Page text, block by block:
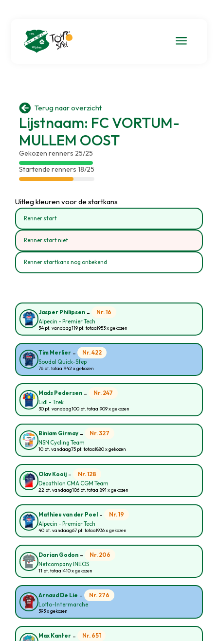
a
 Terug naar overzicht
Lijstnaam: FC VORTUM-
MULLEM OOST
Gekozen renners 25/25
Startende renners 18/25
Uitleg kleuren voor de startkans
Renner start
Renner start niet
Renner startkans nog onbekend
Jasper Philipsen - Nr. 16
Alpecin - Premier Tech
34 pt. vandaag119 pt. totaal953 x gekozen
Tim Merlier - Nr. 422
Soudal Quick-Step
76 pt. totaal942 x gekozen
Mads Pedersen - Nr. 247
Lidl - Trek
30 pt. vandaag100 pt. totaal909 x gekozen
Biniam Girmay - Nr. 327
NSN Cycling Team
10 pt. vandaag75 pt. totaal880 x gekozen
Olav Kooij - Nr. 128
Decathlon CMA CGM Team
22 pt. vandaag106 pt. totaal891 x gekozen
Mathieu van der Poel - Nr. 19
Alpecin - Premier Tech
40 pt. vandaag67 pt. totaal936 x gekozen
Dorian Godon - Nr. 206
Netcompany INEOS
11 pt. totaal410 x gekozen
Arnaud De Lie - Nr. 276
Lotto-Intermarche
393 x gekozen
Max Kanter - Nr. 651